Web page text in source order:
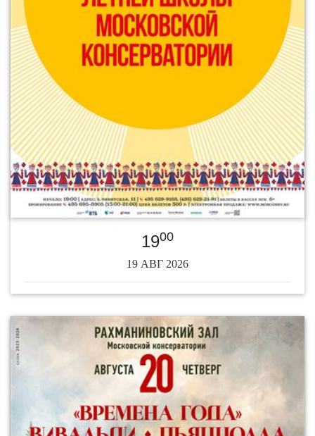
1900
19 АВГ 2026